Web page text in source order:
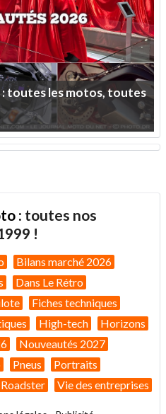
:touteslesmotos,toutes
: toutes nos
!
Bilans marché 2026
Dans Le Rétro
Fiches techniques
High-tech
Horizons
Nouveautés 2027
Pneus
Portraits
Roadster Vie des entreprises